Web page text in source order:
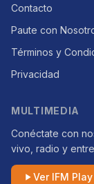
Contacto
Paute con
Términos y
Privacidad
MULTIMEDIA
Conéctate con
vivo, radio y
Ver IFM